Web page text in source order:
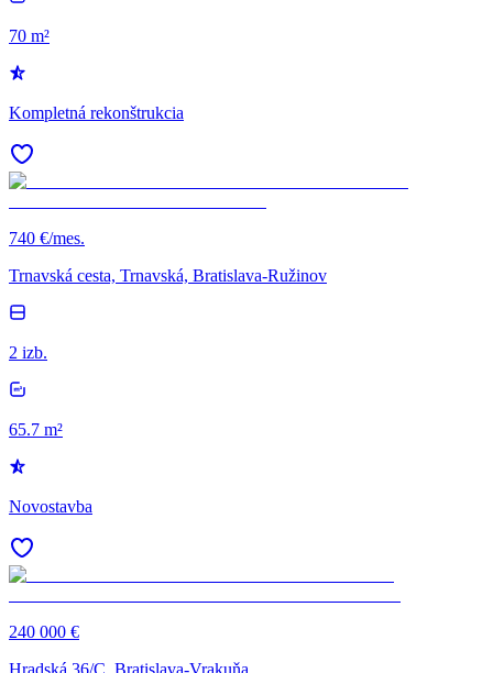
70 m²
Kompletná rekonštrukcia
740 €/mes.
Trnavská cesta, Trnavská, Bratislava-Ružinov
2 izb.
65.7 m²
Novostavba
240 000 €
Hradská 36/C, Bratislava-Vrakuňa